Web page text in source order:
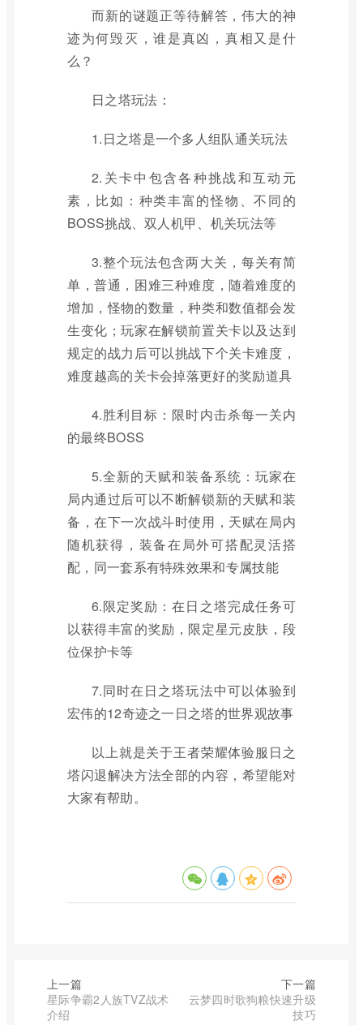
而新的谜题正等待解答，伟大的神
迹为何毁灭，谁是真凶，真相又是什
么？
日之塔玩法：
1.日之塔是一个多人组队通关玩法
2.关卡中包含各种挑战和互动元
素，比如：种类丰富的怪物、不同的
BOSS挑战、双人机甲、机关玩法等
3.整个玩法包含两大关，每关有简
单，普通，困难三种难度，随着难度的
增加，怪物的数量，种类和数值都会发
生变化；玩家在解锁前置关卡以及达到
规定的战力后可以挑战下个关卡难度，
难度越高的关卡会掉落更好的奖励道具
4.胜利目标：限时内击杀每一关内
的最终BOSS
5.全新的天赋和装备系统：玩家在
局内通过后可以不断解锁新的天赋和装
备，在下一次战斗时使用，天赋在局内
随机获得，装备在局外可搭配灵活搭
配，同一套系有特殊效果和专属技能
6.限定奖励：在日之塔完成任务可
以获得丰富的奖励，限定星元皮肤，段
位保护卡等
7.同时在日之塔玩法中可以体验到
宏伟的12奇迹之一日之塔的世界观故事
以上就是关于王者荣耀体验服日之
塔闪退解决方法全部的内容，希望能对
大家有帮助。
上一篇
星际争霸2人族TVZ战术
介绍
下一篇
云梦四时歌狗粮快速升级
技巧